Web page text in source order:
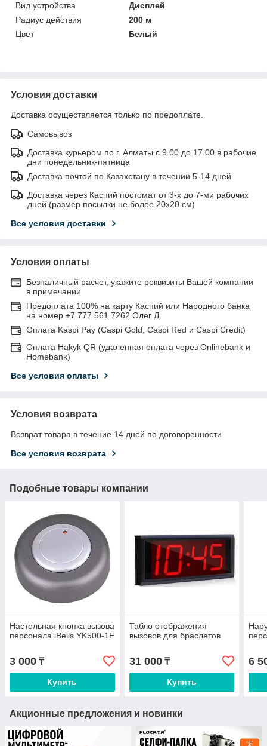
Вид устройства
Дисплей
Радиус действия
200 м
Цвет
Белый
Условия доставки
Доставка осуществляется только по предоплате.
Самовывоз
Доставка курьером по г. Алматы с 9.00 до 17.00 в рабочие
дни понедельник-пятница
Доставка почтой по Казахстану в течении 5-14 дней
Доставка через Каспий постомат от 3-х до 7-ми рабочих
дней (размер посылки не более 20х20 см)
Все условия доставки
Условия оплаты
Безналичный расчет, укажите реквизиты Вашей компании
в примечании
Предоплата 100% на карту Каспий или Народного банка
на номер +7 777 561 7262 Олег Д.
Оплата Kaspi Pay (Caspi Gold, Caspi Red и Caspi Credit)
Оплата Hakyk QR (удаленная оплата через Onlinebank и
Homebank)
Все условия оплаты
Условия возврата
Возврат товара в течение 14 дней по договоренности
Все условия возврата
Подобные товары компании
Настольная кнопка вызова
персонала iBells YK500-1E
3 000 ₸
Купить
Табло отображения
вызовов для браслетов
31 000₸
Купить
6
Акционные предложения и новинки